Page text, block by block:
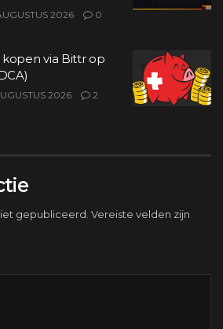
2026
0
via Bittr op
2026
2
gepubliceerd. Vereiste velden zijn